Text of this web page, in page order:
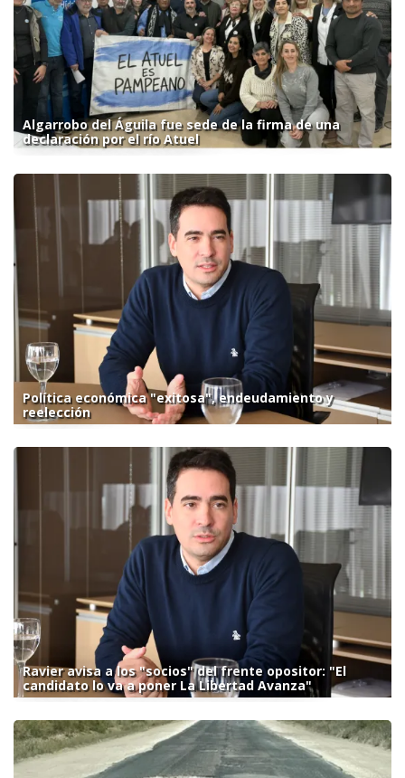
Algarrobo del Águila fue sede de la firma de una
declaración por el río Atuel
Política económica "exitosa", endeudamiento y
reelección
Ravier avisa a los "socios" del frente opositor: "El
candidato lo va a poner La Libertad Avanza"